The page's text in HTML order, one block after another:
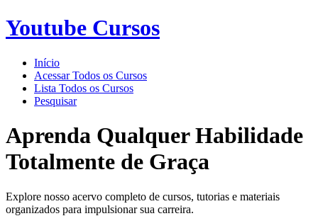
Youtube Cursos
Início
Acessar Todos os Cursos
Lista Todos os Cursos
Pesquisar
Aprenda Qualquer Habilidade
Totalmente de Graça
Explore nosso acervo completo de cursos, tutorias e materiais
organizados para impulsionar sua carreira.